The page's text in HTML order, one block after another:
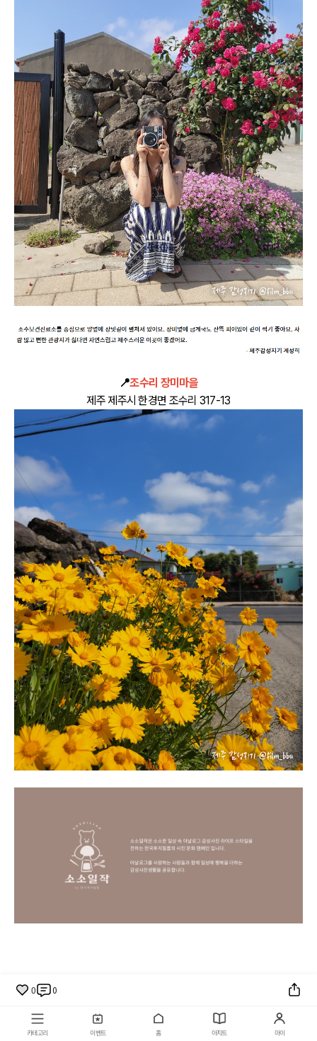
0 0
📍조수리 장미마을
제주 제주시 한경면 조수리 317-13
카테고리 이벤트 홈 아지트 마이